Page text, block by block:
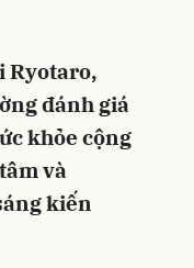
Ryotaro,
đánh giá
khỏe cộng
và
kiến